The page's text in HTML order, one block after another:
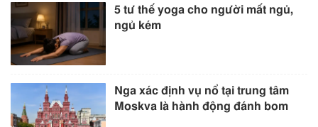
5 tư thế yoga cho người mất ngủ,
ngủ kém
Nga xác định vụ nổ tại trung tâm
Moskva là hành động đánh bom